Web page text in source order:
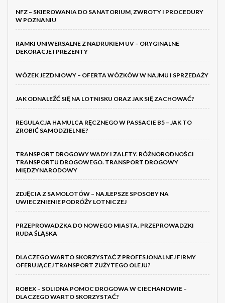
NFZ – SKIEROWANIA DO SANATORIUM, ZWROTY I PROCEDURY
W POZNANIU
RAMKI UNIWERSALNE Z NADRUKIEM UV – ORYGINALNE
DEKORACJE I PREZENTY
WÓZEK JEZDNIOWY – OFERTA WÓZKÓW W NAJMU I SPRZEDAŻY
JAK ODNALEŹĆ SIĘ NA LOTNISKU ORAZ JAK SIĘ ZACHOWAĆ?
REGULACJA HAMULCA RĘCZNEGO W PASSACIE B5 – JAK TO
ZROBIĆ SAMODZIELNIE?
TRANSPORT DROGOWY WADY I ZALETY. RÓŻNORODNOŚCI
TRANSPORTU DROGOWEGO. TRANSPORT DROGOWY
MIĘDZYNARODOWY
ZDJĘCIA Z SAMOLOTÓW – NAJLEPSZE SPOSOBY NA
UWIECZNIENIE PODRÓŻY LOTNICZEJ
PRZEPROWADZKA DO NOWEGO MIASTA. PRZEPROWADZKI
RUDA ŚLĄSKA
DLACZEGO WARTO SKORZYSTAĆ Z PROFESJONALNEJ FIRMY
OFERUJĄCEJ TRANSPORT ZUŻYTEGO OLEJU?
ROBEX – SOLIDNA POMOC DROGOWA W CIECHANOWIE –
DLACZEGO WARTO SKORZYSTAĆ?